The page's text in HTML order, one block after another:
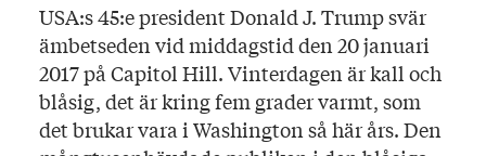
USA:s 45:e president Donald J. Trump svär
ämbetseden vid middagstid den 20 januari
2017 på Capitol Hill. Vinterdagen är kall och
blåsig, det är kring fem grader varmt, som
det brukar vara i Washington så här års. Den